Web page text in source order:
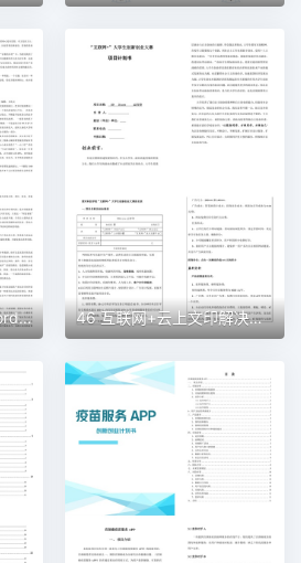
48 民宿创业计划书（word＋ppt配套）创业计划书word模板 46 互联网+云上文印解决方案创业计划书（word＋ppt配套）创业计划书word模板